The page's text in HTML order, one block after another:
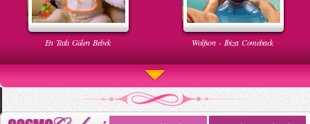
En Tatlı Gülen Bebek Wolfson - Ibiza Comeback